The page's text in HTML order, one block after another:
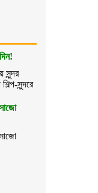
সুন্দর
সুন্দরে